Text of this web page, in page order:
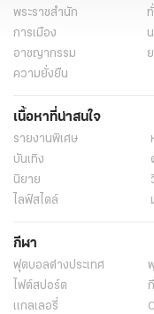
พระราชสำนัก
การเมือง
อาชญากรรม
ความยั่งยืน
เนื้อหาที่น่าสนใจ
รายงานพิเศษ
บันเทิง
นิยาย
ไลฟ์สไตล์
กีฬา
ฟุตบอลต่่างประเทศ
ไฟต์สปอร์ต
แกลเลอรี่